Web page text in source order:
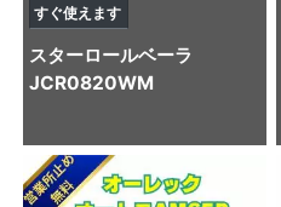
すぐ使えます
スターロールベーラ
JCR0820WM